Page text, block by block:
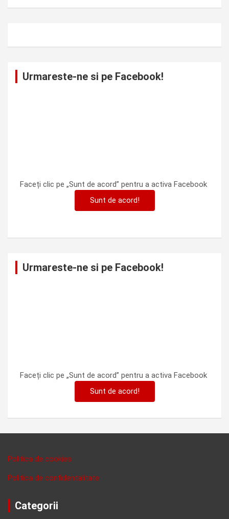
Urmareste-ne si pe Facebook!
Faceți clic pe „Sunt de acord” pentru a activa Facebook
Sunt de acord!
Urmareste-ne si pe Facebook!
Faceți clic pe „Sunt de acord” pentru a activa Facebook
Sunt de acord!
Politica de cookies
Politica de confidentalitate
Categorii